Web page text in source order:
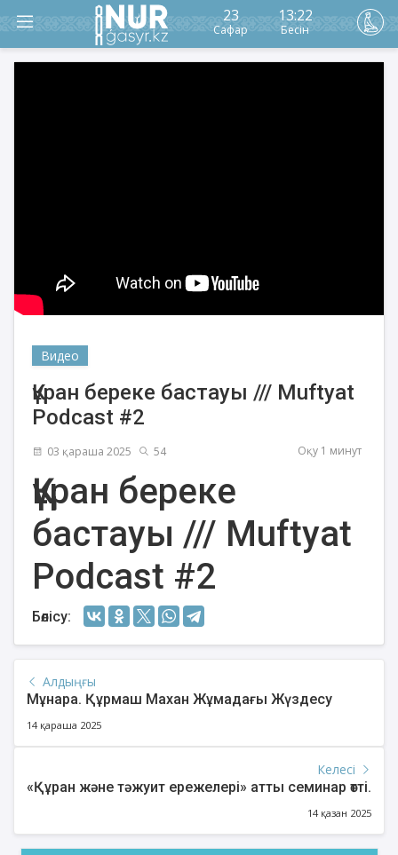
23
Сафар
13:22
Бесін
Видео
Құран береке бастауы /// Muftyat
Podcast #2
03 қараша 2025 54 Оқу 1 минут
Құран береке
бастауы /// Muftyat
Podcast #2
Бөлісу:
Алдыңғы
Мұнара. Құрмаш Махан Жұмадағы Жүздесу
14 қараша 2025
Келесі
«Құран және тәжуит ережелері» атты семинар өтті.
14 қазан 2025